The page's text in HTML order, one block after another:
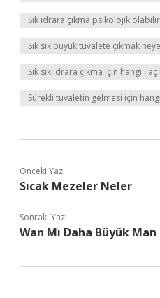
Sık idrara çıkma psikolojik
Sık sık büyük tuvalete çıkmak
Sık sık idrara çıkma için hangi ilaç
Sürekli tuvaletin gelmesi için
Önceki Yazı
Sıcak Mezeler Neler
Sonraki Yazı
Wan Mı Daha Büyük Man